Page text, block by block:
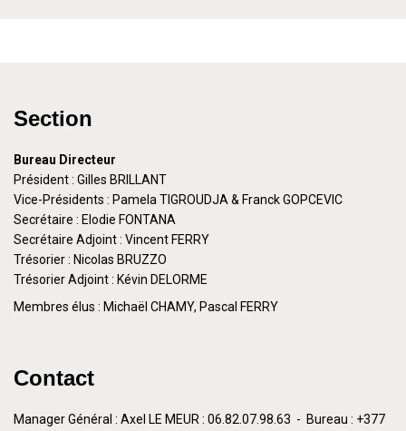
Section
Bureau Directeur
Président : Gilles BRILLANT
Vice-Présidents : Pamela TIGROUDJA & Franck GOPCEVIC
Secrétaire : Elodie FONTANA
Secrétaire Adjoint : Vincent FERRY
Trésorier : Nicolas BRUZZO
Trésorier Adjoint : Kévin DELORME
Membres élus : Michaël CHAMY, Pascal FERRY
Contact
Manager Général : Axel LE MEUR : 06.82.07.98.63 - Bureau : +377